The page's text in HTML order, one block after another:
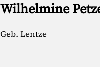
Wilhelmine
Geb. Lentze